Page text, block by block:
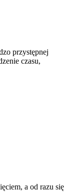
przystępnej
czasu,
a od razu się